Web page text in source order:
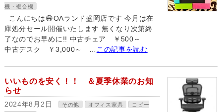
機・複合機
こんにちは😄OAランド盛岡店です 今月は在
庫処分セール開催いたします 無くなり次第終
了なのでお早めに!! 中古チェア ￥500～
中古デスク ￥3,000～ …
この記事を読む
いいものを安く！！ ＆夏季休業のお知
らせ
2024年8月2日 その他 オフィス家具
コピー